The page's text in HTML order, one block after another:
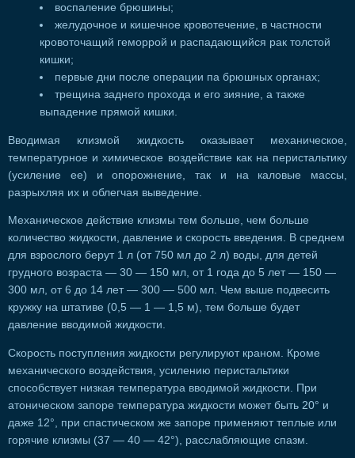
воспаление брюшины;
желудочное и кишечное кровотечение, в частности
кровоточащий геморрой и распадающийся рак толстой
кишки;
первые дни после операции па брюшных органах;
трещина заднего прохода и его зияние, а также
выпадение прямой кишки.
Вводимая клизмой жидкость оказывает механическое,
температурное и химическое воздействие как на перистальтику
(усиление ее) и опорожнение, так и на каловые массы,
разрыхляя их и облегчая выведение.
Механическое действие клизмы тем больше, чем больше
количество жидкости, давление и скорость введения. В среднем
для взрослого берут 1 л (от 750 мл до 2 л) воды, для детей
грудного возраста — 30 — 150 мл, от 1 года до 5 лет — 150 —
300 мл, от 6 до 14 лет — 300 — 500 мл. Чем выше подвесить
кружку на штативе (0,5 — 1 — 1,5 м), тем больше будет
давление вводимой жидкости.
Скорость поступления жидкости регулируют краном. Кроме
механического воздействия, усилению перистальтики
способствует низкая температура вводимой жидкости. При
атоническом запоре температура жидкости может быть 20° и
даже 12°, при спастическом же запоре применяют теплые или
горячие клизмы (37 — 40 — 42°), расслабляющие спазм.